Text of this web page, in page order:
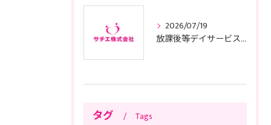
2026/07/19
放課後等デイサービスの面接に臨む前に知っておきたい東京都の質問例や服装準備のコツ
タグ Tags